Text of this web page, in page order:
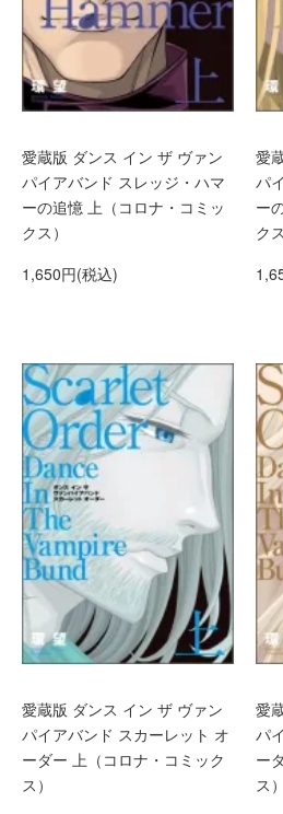
愛蔵版 ダンス イン ザ ヴァン
パイアバンド スレッジ・ハマ
ーの追憶 上（コロナ・コミッ
クス）
1,650円(税込)
愛
パ
ー
ク
愛蔵版 ダンス イン ザ ヴァン
パイアバンド スカーレット オ
ーダー 上（コロナ・コミック
ス）
愛
パ
ー
ス）